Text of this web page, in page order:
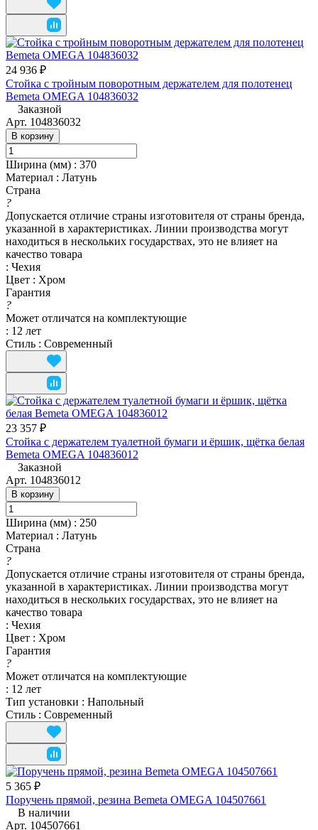
24 936 ₽
Стойка с тройным поворотным держателем для полотенец
Bemeta OMEGA 104836032
Заказной
Арт. 104836032
В корзину
Ширина (мм) : 370
Материал : Латунь
Страна
?
Допускается отличие страны изготовителя от страны бренда,
указанной в характеристиках. Линии производства могут
находиться в нескольких государствах, это не влияет на
качество товара
: Чехия
Цвет : Хром
Гарантия
?
Может отличатся на комплектующие
: 12 лет
Стиль : Современный
23 357 ₽
Стойка с держателем туалетной бумаги и ёршик, щётка белая
Bemeta OMEGA 104836012
Заказной
Арт. 104836012
В корзину
Ширина (мм) : 250
Материал : Латунь
Страна
?
Допускается отличие страны изготовителя от страны бренда,
указанной в характеристиках. Линии производства могут
находиться в нескольких государствах, это не влияет на
качество товара
: Чехия
Цвет : Хром
Гарантия
?
Может отличатся на комплектующие
: 12 лет
Тип установки : Напольный
Стиль : Современный
5 365 ₽
Поручень прямой, резина Bemeta OMEGA 104507661
В наличии
Арт. 104507661